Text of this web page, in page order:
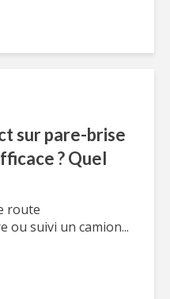
sur pare-brise
? Quel
route
ou suivi un camion...